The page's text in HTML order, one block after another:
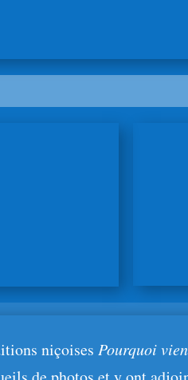
niçoisesPourquoi